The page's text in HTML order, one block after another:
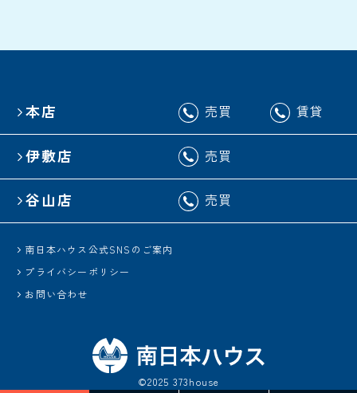
本店 売買 賃貸
伊敷店 売買
谷山店 売買
南日本ハウス公式SNSのご案内
プライバシーポリシー
お問い合わせ
©2025 373house